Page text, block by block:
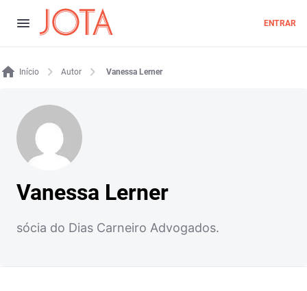
ENTRAR
Início Autor Vanessa Lerner
Vanessa Lerner
sócia do Dias Carneiro Advogados.